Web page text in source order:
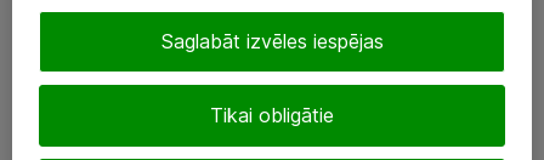
eShop@atea.lv
Sekojiet mums
Tikai obligātie
Saglabāt izvēles iespējas